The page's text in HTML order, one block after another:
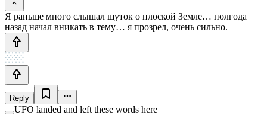
Я раньше много слышал шуток о плоской Земле… полгода
назад начал вникать в тему… я прозрел, очень сильно.
Reply
UFO landed and left these words here